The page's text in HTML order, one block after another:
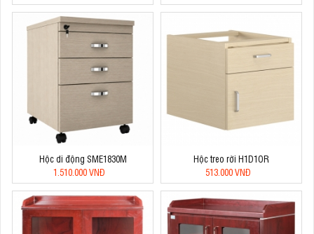
Hộc di động SME1830M
1.510.000 VNĐ
Hộc treo rời H1D1OR
513.000 VNĐ